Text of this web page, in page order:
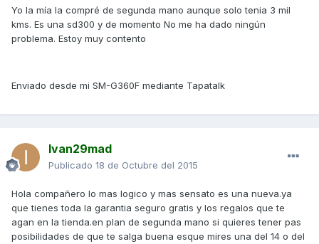
Yo la mía la compré de segunda mano aunque solo tenia 3 mil
kms. Es una sd300 y de momento No me ha dado ningún
problema. Estoy muy contento
Enviado desde mi SM-G360F mediante Tapatalk
Ivan29mad
Publicado 18 de Octubre del 2015
Hola compañero lo mas logico y mas sensato es una nueva.ya
que tienes toda la garantia seguro gratis y los regalos que te
agan en la tienda.en plan de segunda mano si quieres tener pas
posibilidades de que te salga buena esque mires una del 14 o del